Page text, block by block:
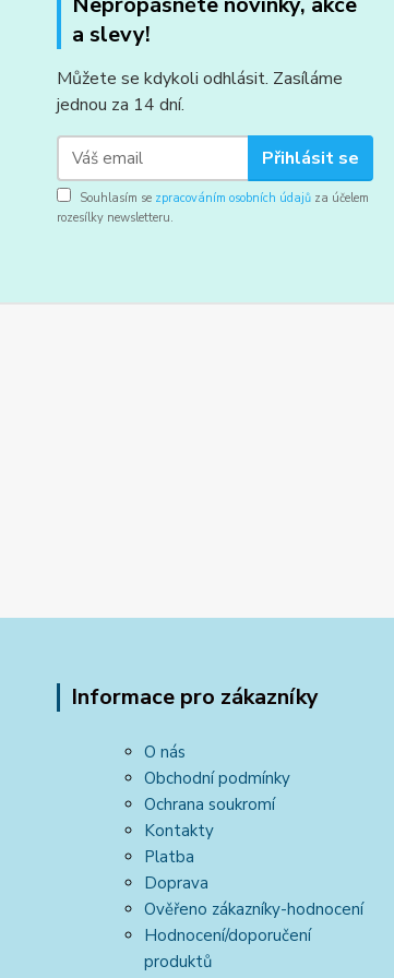
a slevy!
Můžete se kdykoli odhlásit. Zasíláme
jednou za 14 dní.
Přihlásit se
Souhlasím se zpracováním osobních údajů za účelem
rozesílky newsletteru.
Informace pro zákazníky
O nás
Obchodní podmínky
Ochrana soukromí
Kontakty
Platba
Doprava
Ověřeno zákazníky-hodnocení
Hodnocení/doporučení
produktů